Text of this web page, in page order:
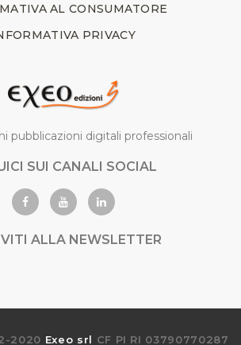
AL CONSUMATORE
PRIVACY
pubblicazioni digitali professionali
SUI CANALI SOCIAL
ALLA NEWSLETTER
2020 Exeo srl CF PI RI 03790770287